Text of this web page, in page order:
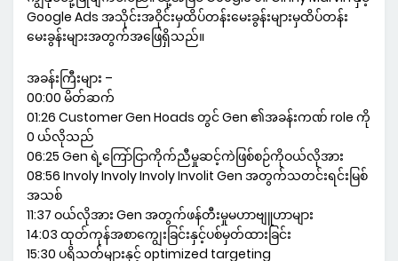
Google Ads အသိုင်းအဝိုင်းမှထိပ်တန်းမေးခွန်းများမှထိပ်တန်း
မေးခွန်းများအတွက်အဖြေရှိသည်။
အခန်းကြီးများ –
00:00 မိတ်ဆက်
01:26 Customer Gen Hoads တွင် Gen ၏အခန်းကဏ် role ကို
0 ယ်လိုသည်
06:25 Gen ရဲ့ကြော်ငြာကိုက်ညီမှုဆင့်ကဲဖြစ်စဉ်ကိုဝယ်လိုအား
08:56 Involy Involy Involy Involit Gen အတွက်သတင်းရင်းမြစ်
အသစ်
11:37 ဝယ်လိုအား Gen အတွက်ဖန်တီးမှုမဟာဗျူဟာများ
14:03 ထုတ်ကုန်အစာကျွေးခြင်းနှင့်ပစ်မှတ်ထားခြင်း
15:30 ပရိသတ်များနှင့် optimized targeting